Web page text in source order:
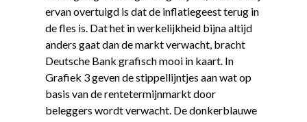
ervan overtuigd is dat de inflatiegeest terug in
de fles is. Dat het in werkelijkheid bijna altijd
anders gaat dan de markt verwacht, bracht
Deutsche Bank grafisch mooi in kaart. In
Grafiek 3 geven de stippellijntjes aan wat op
basis van de rentetermijnmarkt door
beleggers wordt verwacht. De donkerblauwe